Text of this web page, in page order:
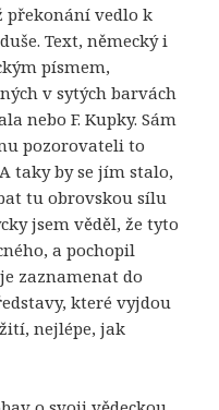
překonání vedlo k
Text, německý i
písmem,
v sytých barvách
nebo F. Kupky. Sám
pozorovateli to
taky by se jím stalo,
tu obrovskou sílu
jsem věděl, že tyto
a pochopil
zaznamenat do
které vyjdou
nejlépe, jak